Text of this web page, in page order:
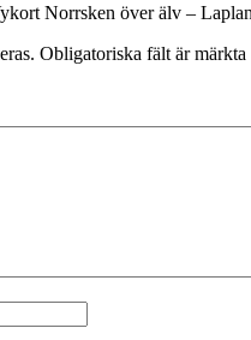
Norrsken över älv –
Obligatoriska fält är märkta